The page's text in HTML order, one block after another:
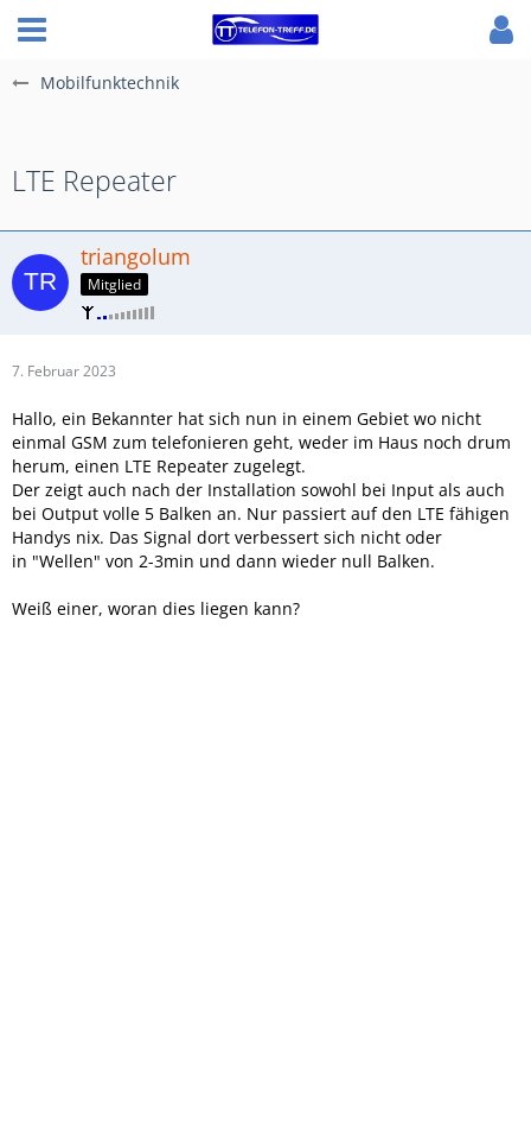
Mobilfunktechnik
LTE Repeater
triangolum
Mitglied
7. Februar 2023
Hallo, ein Bekannter hat sich nun in einem Gebiet wo nicht
einmal GSM zum telefonieren geht, weder im Haus noch drum
herum, einen LTE Repeater zugelegt.
Der zeigt auch nach der Installation sowohl bei Input als auch
bei Output volle 5 Balken an. Nur passiert auf den LTE fähigen
Handys nix. Das Signal dort verbessert sich nicht oder
in "Wellen" von 2-3min und dann wieder null Balken.
Weiß einer, woran dies liegen kann?